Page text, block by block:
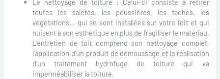
Le nettoyage de toiture : Celui-ci consiste à retirer
toutes les saletés, les poussières, les taches, les
végétations… qui se sont installées sur votre toit et qui
nuisent à son esthétique en plus de fragiliser le matériau.
L’entretien de toit comprend son nettoyage complet,
l’application d’un produit de démoussage et la réalisation
d’un traitement hydrofuge de toiture qui va
imperméabiliser la toiture.